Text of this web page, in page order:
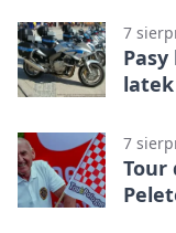
7
7
Tour